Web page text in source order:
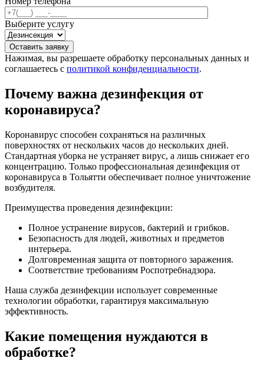
Выберите услугу
Оставить заявку
Нажимая, вы разрешаете обработку персональных данных и
соглашаетесь с политикой конфиденциальности.
Почему важна дезинфекция от
коронавируса?
Коронавирус способен сохраняться на различных
поверхностях от нескольких часов до нескольких дней.
Стандартная уборка не устраняет вирус, а лишь снижает его
концентрацию. Только профессиональная дезинфекция от
коронавируса в Тольятти обеспечивает полное уничтожение
возбудителя.
Преимущества проведения дезинфекции:
Полное устранение вирусов, бактерий и грибков.
Безопасность для людей, животных и предметов
интерьера.
Долговременная защита от повторного заражения.
Соответствие требованиям Роспотребнадзора.
Наша служба дезинфекции использует современные
технологии обработки, гарантируя максимальную
эффективность.
Какие помещения нуждаются в
обработке?